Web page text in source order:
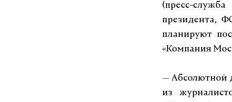
(пресс-
президента,
планируют
«Компания
— Абсолютной
из